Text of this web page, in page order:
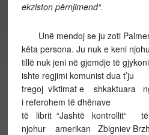
ekziston përnjimend“.
Unë mendoj se ju zoti
këta persona. Ju nuk e keni
tillë nuk jeni në gjemdje të
ishte regjimi komunist dua t’ju
tregoj viktimat e shkaktuara
i referohem të dhënave
të librit “Jashtë kontrollit“
njohur amerikan Zbigniev